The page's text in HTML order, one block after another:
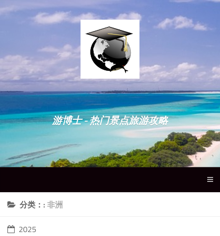
游博士 - 热门景点旅游攻略
分类：: 非洲
2025